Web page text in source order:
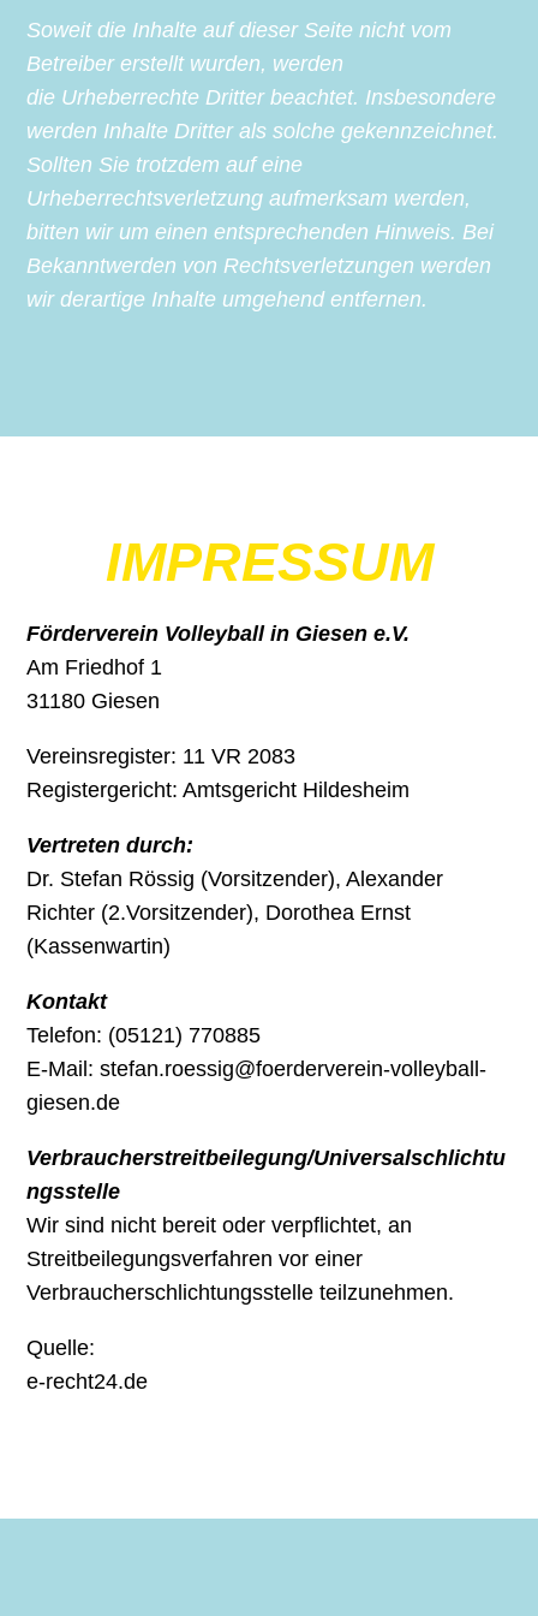
Soweit die Inhalte auf dieser Seite nicht vom
Betreiber erstellt wurden, werden
die Urheberrechte Dritter beachtet. Insbesondere
werden Inhalte Dritter als solche gekennzeichnet.
Sollten Sie trotzdem auf eine
Urheberrechtsverletzung aufmerksam werden,
bitten wir um einen entsprechenden Hinweis. Bei
Bekanntwerden von Rechtsverletzungen werden
wir derartige Inhalte umgehend entfernen.
IMPRESSUM
Förderverein Volleyball in Giesen e.V.
Am Friedhof 1
31180 Giesen
Vereinsregister: 11 VR 2083
Registergericht: Amtsgericht Hildesheim
Vertreten durch:
Dr. Stefan Rössig (Vorsitzender), Alexander
Richter (2.Vorsitzender), Dorothea Ernst
(Kassenwartin)
Kontakt
Telefon: (05121) 770885
E-Mail: stefan.roessig@foerderverein-volleyball-
giesen.de
Verbraucherstreitbeilegung/Universalschlichtu
ngsstelle
Wir sind nicht bereit oder verpflichtet, an
Streitbeilegungsverfahren vor einer
Verbraucherschlichtungsstelle teilzunehmen.
Quelle:
e-recht24.de